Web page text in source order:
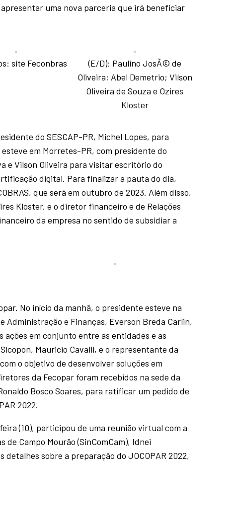
uma nova parceria que irá beneficiar
site Feconbras
(E/D): Paulino JosÃ© de
Oliveira; Abel Demetrio; Vilson
Oliveira de Souza e Ozires
Kloster
do SESCAP-PR, Michel Lopes, para
em Morretes-PR, com presidente do
e Vilson Oliveira para visitar escritório do
digital. Para finalizar a pauta do dia,
que será em outubro de 2023. Além disso,
Kloster, e o diretor financeiro e de Relações
da empresa no sentido de subsidiar a
No início da manhã, o presidente esteve na
Administração e Finanças, Everson Breda Carlin,
em conjunto entre as entidades e as
Mauricio Cavalli, e o representante da
o objetivo de desenvolver soluções em
da Fecopar foram recebidos na sede da
Bosco Soares, para ratificar um pedido de
2022.
(10), participou de uma reunião virtual com a
Campo Mourão (SinComCam), Idnei
sobre a preparação do JOCOPAR 2022,